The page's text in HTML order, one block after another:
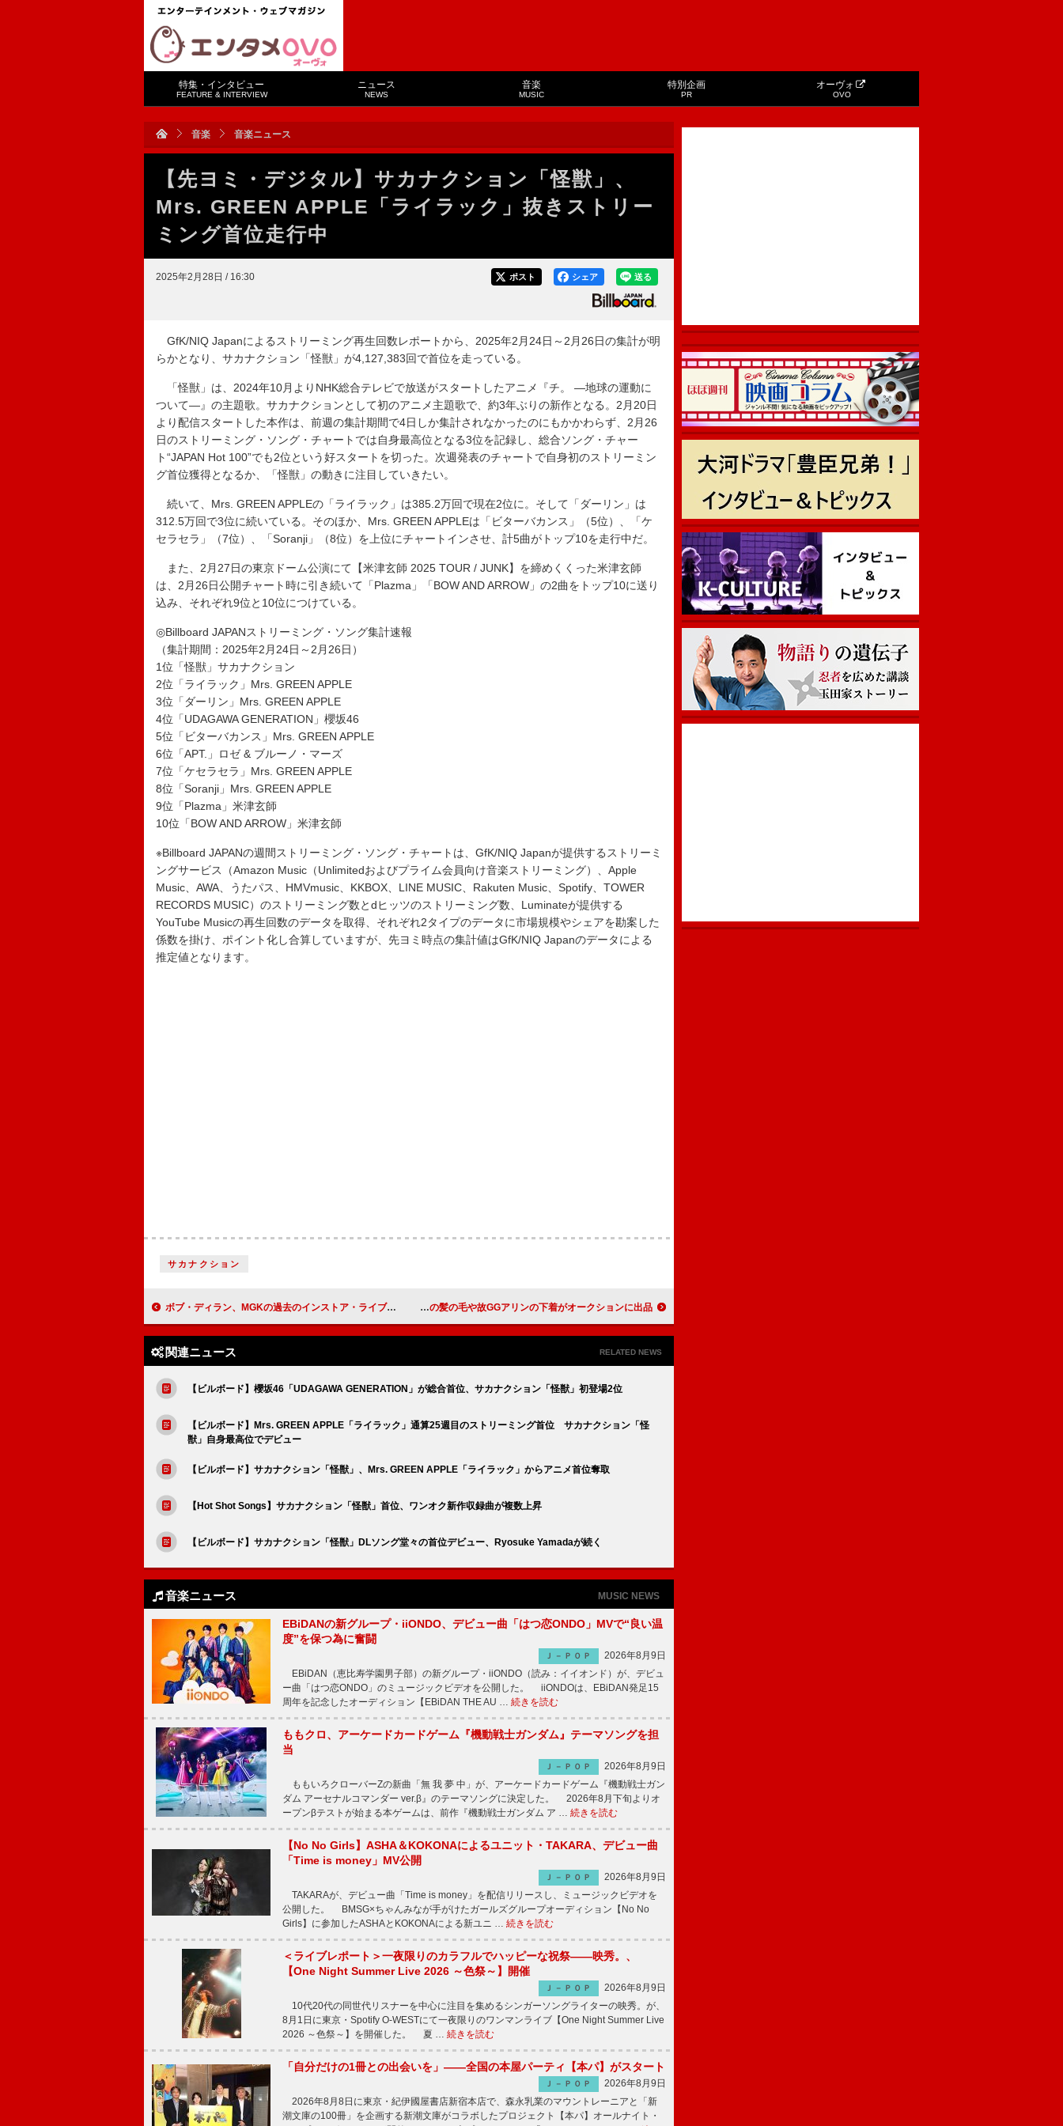
特集・インタビュー
FEATURE & INTERVIEW
ニュース
NEWS
音楽
MUSIC
特別企画
PR
オーヴォ
OVO
音楽 音楽ニュース
【先ヨミ・デジタル】サカナクション「怪獣」、
Mrs. GREEN APPLE「ライラック」抜きストリー
ミング首位走行中
2025年2月28日 / 16:30 送る
シェア
ポスト
GfK/NIQ Japanによるストリーミング再生回数レポートから、2025年2月24日～2月26日の集計が明
らかとなり、サカナクション「怪獣」が4,127,383回で首位を走っている。
「怪獣」は、2024年10月よりNHK総合テレビで放送がスタートしたアニメ『チ。 ―地球の運動に
ついて―』の主題歌。サカナクションとして初のアニメ主題歌で、約3年ぶりの新作となる。2月20日
より配信スタートした本作は、前週の集計期間で4日しか集計されなかったのにもかかわらず、2月26
日のストリーミング・ソング・チャートでは自身最高位となる3位を記録し、総合ソング・チャー
ト“JAPAN Hot 100”でも2位という好スタートを切った。次週発表のチャートで自身初のストリーミン
グ首位獲得となるか、「怪獣」の動きに注目していきたい。
続いて、Mrs. GREEN APPLEの「ライラック」は385.2万回で現在2位に。そして「ダーリン」は
312.5万回で3位に続いている。そのほか、Mrs. GREEN APPLEは「ビターバカンス」（5位）、「ケ
セラセラ」（7位）、「Soranji」（8位）を上位にチャートインさせ、計5曲がトップ10を走行中だ。
また、2月27日の東京ドーム公演にて【米津玄師 2025 TOUR / JUNK】を締めくくった米津玄師
は、2月26日公開チャート時に引き続いて「Plazma」「BOW AND ARROW」の2曲をトップ10に送り
込み、それぞれ9位と10位につけている。
◎Billboard JAPANストリーミング・ソング集計速報
（集計期間：2025年2月24日～2月26日）
1位「怪獣」サカナクション
2位「ライラック」Mrs. GREEN APPLE
3位「ダーリン」Mrs. GREEN APPLE
4位「UDAGAWA GENERATION」櫻坂46
5位「ビターバカンス」Mrs. GREEN APPLE
6位「APT.」ロゼ & ブルーノ・マーズ
7位「ケセラセラ」Mrs. GREEN APPLE
8位「Soranji」Mrs. GREEN APPLE
9位「Plazma」米津玄師
10位「BOW AND ARROW」米津玄師
※Billboard JAPANの週間ストリーミング・ソング・チャートは、GfK/NIQ Japanが提供するストリーミ
ングサービス（Amazon Music（Unlimitedおよびプライム会員向け音楽ストリーミング）、Apple
Music、AWA、うたパス、HMVmusic、KKBOX、LINE MUSIC、Rakuten Music、Spotify、TOWER
RECORDS MUSIC）のストリーミング数とdヒッツのストリーミング数、Luminateが提供する
YouTube Musicの再生回数のデータを取得、それぞれ2タイプのデータに市場規模やシェアを勘案した
係数を掛け、ポイント化し合算していますが、先ヨミ時点の集計値はGfK/NIQ Japanのデータによる
推定値となります。
サカナクション
ボブ・ディラン、MGKの過去のインストア・ライブ映像をインスタに投稿しファンを困惑させる!? 故カート・コバーンの髪の毛や故GGアリンの下着がオークションに出品
関連ニュース RELATED NEWS
【ビルボード】櫻坂46「UDAGAWA GENERATION」が総合首位、サカナクション「怪獣」初登場2位
【ビルボード】Mrs. GREEN APPLE「ライラック」通算25週目のストリーミング首位 サカナクション「怪
獣」自身最高位でデビュー
【ビルボード】サカナクション「怪獣」、Mrs. GREEN APPLE「ライラック」からアニメ首位奪取
【Hot Shot Songs】サカナクション「怪獣」首位、ワンオク新作収録曲が複数上昇
【ビルボード】サカナクション「怪獣」DLソング堂々の首位デビュー、Ryosuke Yamadaが続く
音楽ニュース MUSIC NEWS
EBiDANの新グループ・iiONDO、デビュー曲「はつ恋ONDO」MVで“良い温
度”を保つ為に奮闘
Ｊ－ＰＯＰ
2026年8月9日
EBiDAN（恵比寿学園男子部）の新グループ・iiONDO（読み：イイオンド）が、デビュ
ー曲「はつ恋ONDO」のミュージックビデオを公開した。 iiONDOは、EBiDAN発足15
周年を記念したオーディション【EBiDAN THE AU … 続きを読む
ももクロ、アーケードカードゲーム『機動戦士ガンダム』テーマソングを担
当
Ｊ－ＰＯＰ
2026年8月9日
ももいろクローバーZの新曲「無 我 夢 中」が、アーケードカードゲーム『機動戦士ガン
ダム アーセナルコマンダー ver.β』のテーマソングに決定した。 2026年8月下旬よりオ
ープンβテストが始まる本ゲームは、前作『機動戦士ガンダム ア … 続きを読む
【No No Girls】ASHA＆KOKONAによるユニット・TAKARA、デビュー曲
「Time is money」MV公開
Ｊ－ＰＯＰ
2026年8月9日
TAKARAが、デビュー曲「Time is money」を配信リリースし、ミュージックビデオを
公開した。 BMSG×ちゃんみなが手がけたガールズグループオーディション【No No
Girls】に参加したASHAとKOKONAによる新ユニ … 続きを読む
＜ライブレポート＞一夜限りのカラフルでハッピーな祝祭――映秀。、
【One Night Summer Live 2026 ～色祭～】開催
Ｊ－ＰＯＰ
2026年8月9日
10代20代の同世代リスナーを中心に注目を集めるシンガーソングライターの映秀。が、
8月1日に東京・Spotify O-WESTにて一夜限りのワンマンライブ【One Night Summer Live
2026 ～色祭～】を開催した。 夏 … 続きを読む
「自分だけの1冊との出会いを」――全国の本屋パーティ【本パ】がスタート
Ｊ－ＰＯＰ
2026年8月9日
2026年8月8日に東京・紀伊國屋書店新宿本店で、森永乳業のマウントレーニアと「新
潮文庫の100冊」を企画する新潮文庫がコラボしたプロジェクト【本パ】オールナイト・